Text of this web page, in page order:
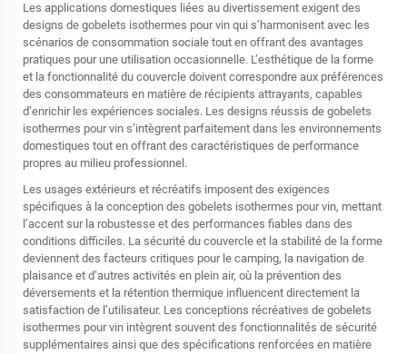
Les applications domestiques liées au divertissement exigent des
designs de gobelets isothermes pour vin qui s’harmonisent avec les
scénarios de consommation sociale tout en offrant des avantages
pratiques pour une utilisation occasionnelle. L’esthétique de la forme
et la fonctionnalité du couvercle doivent correspondre aux préférences
des consommateurs en matière de récipients attrayants, capables
d’enrichir les expériences sociales. Les designs réussis de gobelets
isothermes pour vin s’intègrent parfaitement dans les environnements
domestiques tout en offrant des caractéristiques de performance
propres au milieu professionnel.
Les usages extérieurs et récréatifs imposent des exigences
spécifiques à la conception des gobelets isothermes pour vin, mettant
l’accent sur la robustesse et des performances fiables dans des
conditions difficiles. La sécurité du couvercle et la stabilité de la forme
deviennent des facteurs critiques pour le camping, la navigation de
plaisance et d’autres activités en plein air, où la prévention des
déversements et la rétention thermique influencent directement la
satisfaction de l’utilisateur. Les conceptions récréatives de gobelets
isothermes pour vin intègrent souvent des fonctionnalités de sécurité
supplémentaires ainsi que des spécifications renforcées en matière